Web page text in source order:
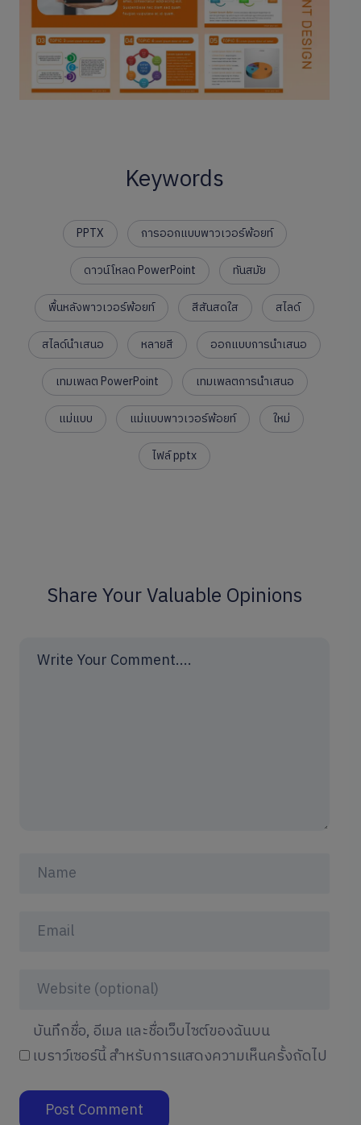
Keywords
PPTX
การออกแบบพาวเวอร์พ้อยท์
ดาวน์โหลด PowerPoint
ทันสมัย
พื้นหลังพาวเวอร์พ้อยท์
สีสันสดใส
สไลด์
สไลด์นำเสนอ
หลายสี
ออกแบบการนำเสนอ
เทมเพลต PowerPoint
เทมเพลตการนำเสนอ
แม่แบบ
แม่แบบพาวเวอร์พ้อยท์
ใหม่
ไฟล์ pptx
Share Your Valuable Opinions
บันทึกชื่อ, อีเมล และชื่อเว็บไซต์ของฉันบน
เบราว์เซอร์นี้ สำหรับการแสดงความเห็นครั้งถัดไป